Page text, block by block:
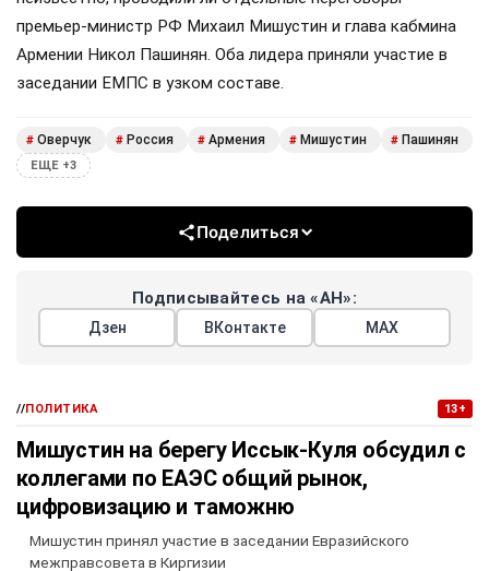
премьер-министр РФ Михаил Мишустин и глава кабмина
Армении Никол Пашинян. Оба лидера приняли участие в
заседании ЕМПС в узком составе.
# Оверчук # Россия # Армения # Мишустин # Пашинян
ЕЩЕ +3
Поделиться
Подписывайтесь на «АН»:
Дзен ВКонтакте МАХ
//ПОЛИТИКА 13+
Мишустин на берегу Иссык-Куля обсудил с
коллегами по ЕАЭС общий рынок,
цифровизацию и таможню
Мишустин принял участие в заседании Евразийского
межправсовета в Киргизии